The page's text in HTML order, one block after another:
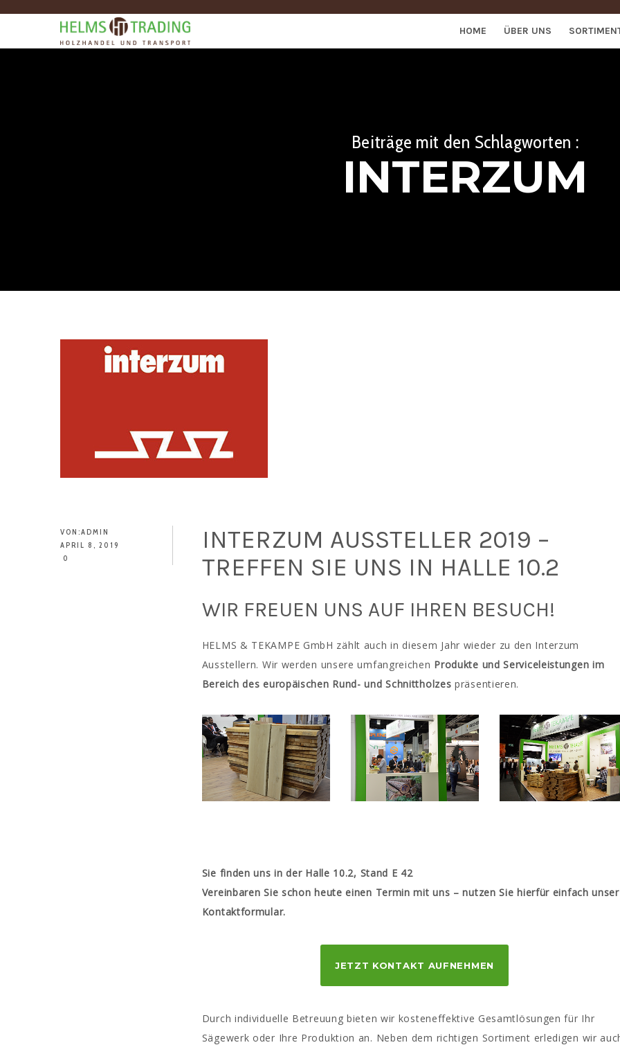
HOME ÜBER UNS
Beiträge mit den Schlagworten :
INTERZUM
VON:ADMIN
APRIL 8, 2019
0
INTERZUM AUSSTELLER 2019 –
TREFFEN SIE UNS IN HALLE 10.2
WIR FREUEN UNS AUF IHREN BESUCH!
HELMS & TEKAMPE GmbH zählt auch in diesem Jahr wieder zu den Interzum
Ausstellern. Wir werden unsere umfangreichen Produkte und Serviceleistungen im
Bereich des europäischen Rund- und Schnittholzes präsentieren.
Sie finden uns in der Halle 10.2, Stand E 42
Vereinbaren Sie schon heute einen Termin mit uns – nutzen Sie hierfür einfach unser
Kontaktformular.
JETZT KONTAKT AUFNEHMEN
Durch individuelle Betreuung bieten wir kosteneffektive Gesamtlösungen für Ihr
Sägewerk oder Ihre Produktion an. Neben dem richtigen Sortiment erledigen wir